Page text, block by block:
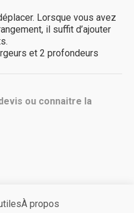
Lorsque vous avez
il suffit d’ajouter
et 2 profondeurs
ou connaitre la
À propos